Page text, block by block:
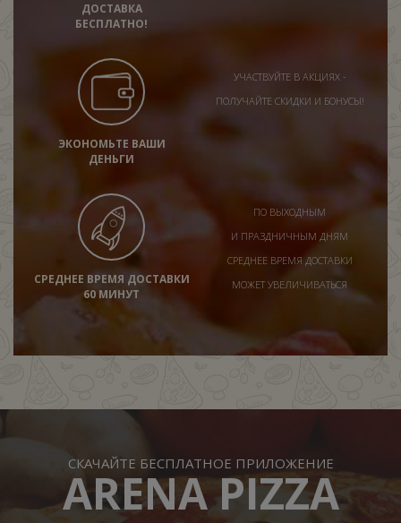
ДОСТАВКА
БЕСПЛАТНО!
ЭКОНОМЬТЕ ВАШИ
ДЕНЬГИ
УЧАСТВУЙТЕ В АКЦИЯХ -
ПОЛУЧАЙТЕ СКИДКИ И БОНУСЫ!
СРЕДНЕЕ ВРЕМЯ ДОСТАВКИ
60 МИНУТ
ПО ВЫХОДНЫМ
И ПРАЗДНИЧНЫМ ДНЯМ
СРЕДНЕЕ ВРЕМЯ ДОСТАВКИ
МОЖЕТ УВЕЛИЧИВАТЬСЯ
СКАЧАЙТЕ БЕСПЛАТНОЕ ПРИЛОЖЕНИЕ
ARENA PIZZA